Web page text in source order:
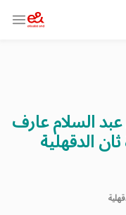
السلام عارف
الدقهلية